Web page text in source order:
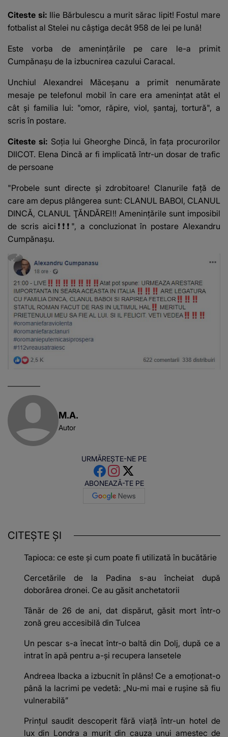
Citeste si: Ilie Bărbulescu a murit sărac lipit! Fostul mare
fotbalist al Stelei nu câştiga decât 958 de lei pe lună!
Este vorba de amenințările pe care le-a primit
Cumpănașu de la izbucnirea cazului Caracal.
Unchiul Alexandrei Măceșanu a primit nenumărate
mesaje pe telefonul mobil în care era amenințat atât el
cât și familia lui: "omor, răpire, viol, şantaj, tortură", a
scris în postare.
Citeste si: Soția lui Gheorghe Dincă, în fața procurorilor
DIICOT. Elena Dincă ar fi implicată într-un dosar de trafic
de persoane
"Probele sunt directe şi zdrobitoare! Clanurile faţă de
care am depus plângerea sunt: CLANUL BABOI, CLANUL
DINCĂ, CLANUL ŢĂNDĂREI‼ Ameninţările sunt imposibil
de scris aici❗❗❗", a concluzionat în postare Alexandru
Cumpănaşu.
M.A.
Autor
URMĂREȘTE-NE PE
ABONEAZĂ-TE PE
CITEȘTE ȘI
Tapioca: ce este și cum poate fi utilizată în bucătărie
Cercetările de la Padina s-au încheiat după
doborârea dronei. Ce au găsit anchetatorii
Tânăr de 26 de ani, dat dispărut, găsit mort într-o
zonă greu accesibilă din Tulcea
Un pescar s-a înecat într-o baltă din Dolj, după ce a
intrat în apă pentru a-și recupera lansetele
Andreea Ibacka a izbucnit în plâns! Ce a emoționat-o
până la lacrimi pe vedetă: „Nu-mi mai e rușine să fiu
vulnerabilă”
Prințul saudit descoperit fără viață într-un hotel de
lux din Londra a murit din cauza unui amestec de